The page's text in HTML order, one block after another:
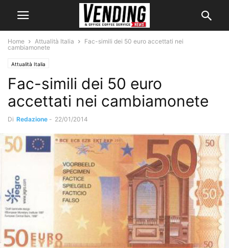
Home Attualità Italia
Fac-simili dei 50 euro accettati nei
cambiamonete
Attualità Italia
Fac-simili dei 50 euro
accettati nei cambiamonete
Di Redazione - 22/01/2014